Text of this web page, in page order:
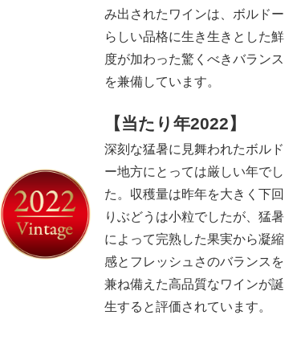
み出されたワインは、ボルドー
らしい品格に生き生きとした鮮
度が加わった驚くべきバランス
を兼備しています。
【当たり年2022】
深刻な猛暑に見舞われたボルド
ー地方にとっては厳しい年でし
た。収穫量は昨年を大きく下回
りぶどうは小粒でしたが、猛暑
によって完熟した果実から凝縮
感とフレッシュさのバランスを
兼ね備えた高品質なワインが誕
生すると評価されています。